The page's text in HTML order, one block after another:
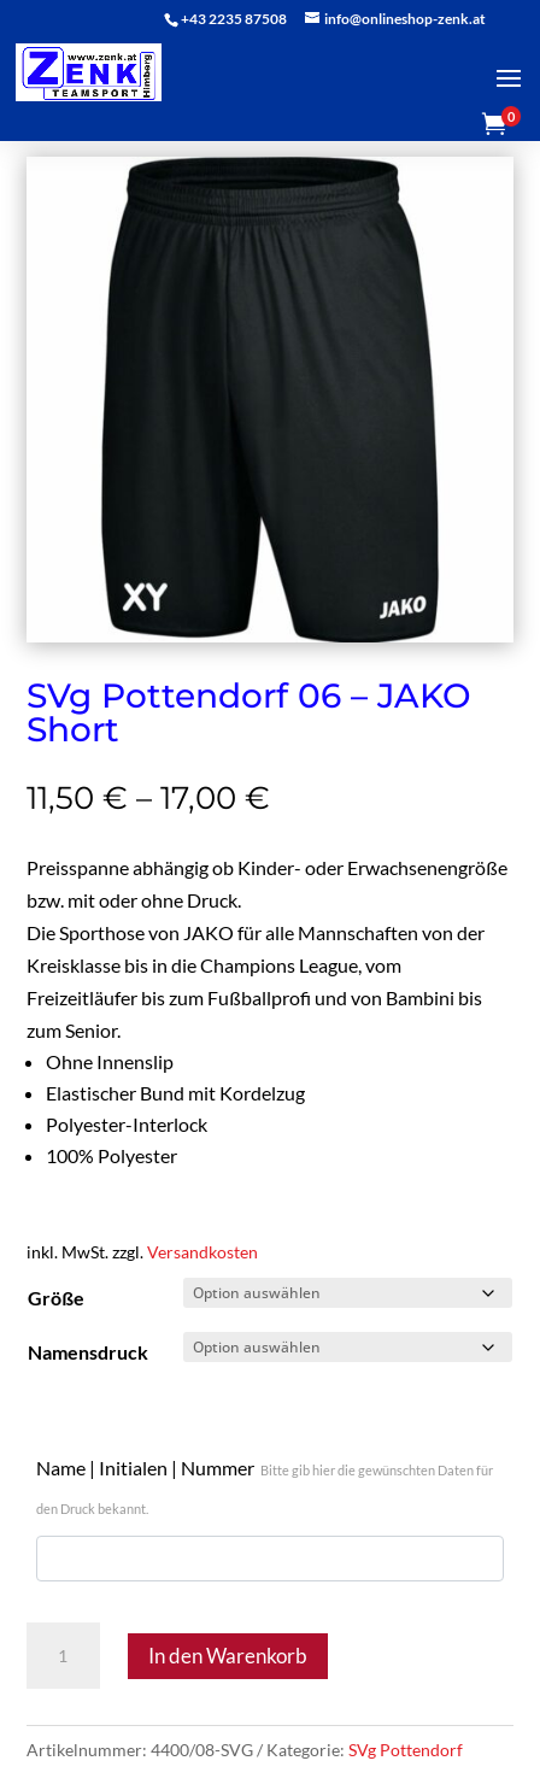
+43 2235 87508 info@onlineshop-zenk.at
0
SVg Pottendorf 06 – JAKO
Short
11,50€ –17,00€
Preisspanne abhängig ob Kinder- oder Erwachsenengröße
bzw. mit oder ohne Druck.
Die Sporthose von JAKO für alle Mannschaften von der
Kreisklasse bis in die Champions League, vom
Freizeitläufer bis zum Fußballprofi und von Bambini bis
zum Senior.
Ohne Innenslip
Elastischer Bund mit Kordelzug
Polyester-Interlock
100% Polyester
inkl. MwSt.zzgl.Versandkosten
Größe
Namensdruck
Name | Initialen | Nummer Bitte gib hier die gewünschten Daten für
den Druck bekannt.
In den Warenkorb
Artikelnummer:4400/08-SVG Kategorie:SVg Pottendorf